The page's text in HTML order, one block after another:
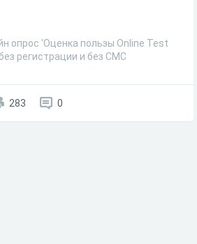
опрос 'Оценка пользы Online Test
регистрации и без СМС
283 0